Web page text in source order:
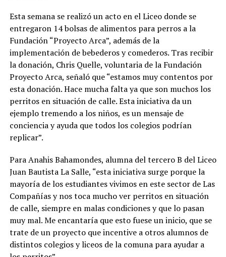
Esta semana se realizó un acto en el Liceo donde se
entregaron 14 bolsas de alimentos para perros a la
Fundación “Proyecto Arca”, además de la
implementación de bebederos y comederos. Tras recibir
la donación, Chris Quelle, voluntaria de la Fundación
Proyecto Arca, señaló que “estamos muy contentos por
esta donación. Hace mucha falta ya que son muchos los
perritos en situación de calle. Esta iniciativa da un
ejemplo tremendo a los niños, es un mensaje de
conciencia y ayuda que todos los colegios podrían
replicar”.
Para Anahis Bahamondes, alumna del tercero B del Liceo
Juan Bautista La Salle, “esta iniciativa surge porque la
mayoría de los estudiantes vivimos en este sector de Las
Compañías y nos toca mucho ver perritos en situación
de calle, siempre en malas condiciones y que lo pasan
muy mal. Me encantaría que esto fuese un inicio, que se
trate de un proyecto que incentive a otros alumnos de
distintos colegios y liceos de la comuna para ayudar a